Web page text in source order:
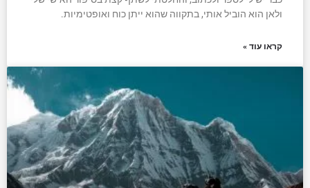
ולאן הוא הוביל אותי, בתקווה שהוא ייתן כוח ואופטימיות.
קראו עוד »